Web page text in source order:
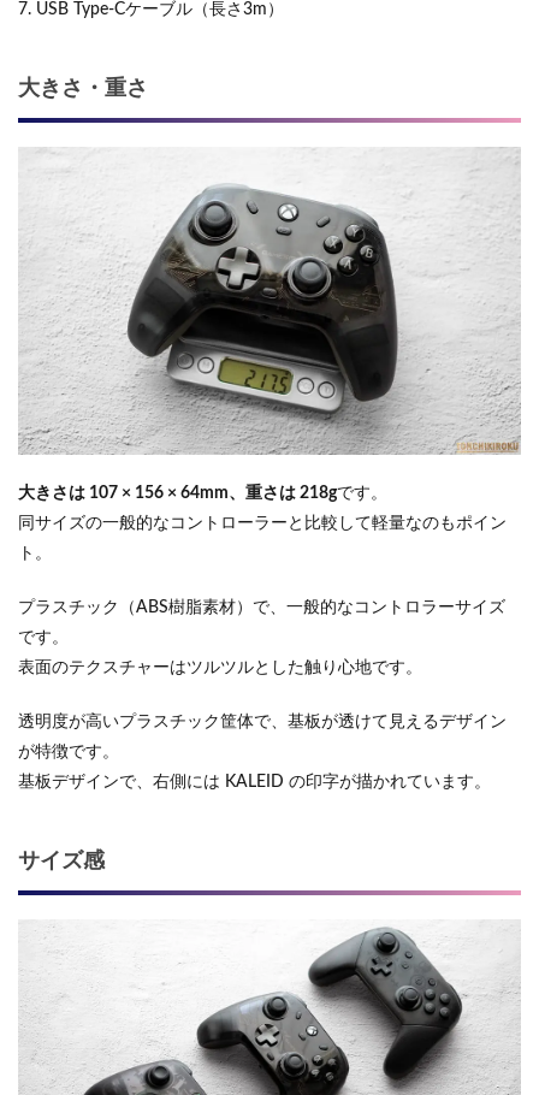
7. USB Type-Cケーブル（長さ3m）
大きさ・重さ
大きさは 107 × 156 × 64mm、重さは 218gです。
同サイズの一般的なコントローラーと比較して軽量なのもポイン
ト。
プラスチック（ABS樹脂素材）で、一般的なコントロラーサイズ
です。
表面のテクスチャーはツルツルとした触り心地です。
透明度が高いプラスチック筐体で、基板が透けて見えるデザイン
が特徴です。
基板デザインで、右側には KALEID の印字が描かれています。
サイズ感